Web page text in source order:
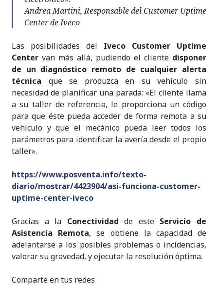
Andrea Martini, Responsable del Customer Uptime
Center de Iveco
Las posibilidades del Iveco Customer Uptime
Center van más allá, pudiendo el cliente disponer
de un diagnóstico remoto de cualquier alerta
técnica que se produzca en su vehículo sin
necesidad de planificar una parada: «El cliente llama
a su taller de referencia, le proporciona un código
para que éste pueda acceder de forma remota a su
vehículo y que el mecánico pueda leer todos los
parámetros para identificar la avería desde el propio
taller».
https://www.posventa.info/texto-
diario/mostrar/4423904/asi-funciona-customer-
uptime-center-iveco
Gracias a la Conectividad de este Servicio de
Asistencia Remota, se obtiene la capacidad de
adelantarse a los posibles problemas o incidencias,
valorar su gravedad, y ejecutar la resolución óptima.
Comparte en tus redes